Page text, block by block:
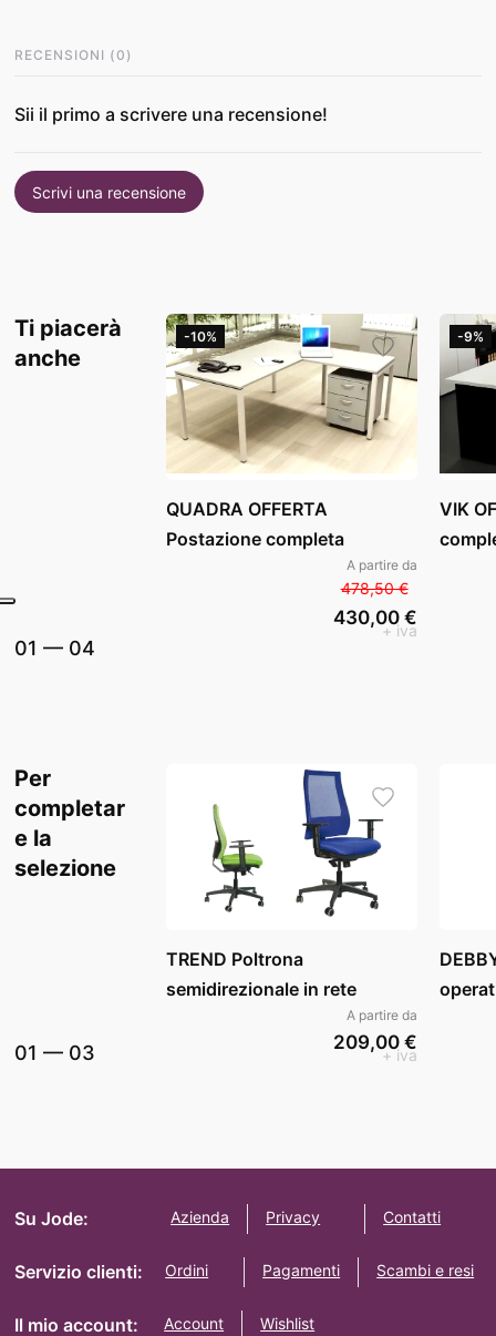
RECENSIONI (0 )
Sii il primo a scrivere una recensione!
Scrivi una recensione
Ti piacerà
anche
01 — 04
-10%
QUADRA OFFERTA
Postazione completa
A partire da
478,50 €
430,00 €
+ iva
-9%
VIK
Per
completar
e la
selezione
01 — 03
TREND Poltrona
semidirezionale in rete
A partire da
209,00 €
+ iva
Su Jode: Azienda Privacy Contatti
Servizio clienti: Ordini Pagamenti Scambi e resi
Il mio account: Account Wishlist